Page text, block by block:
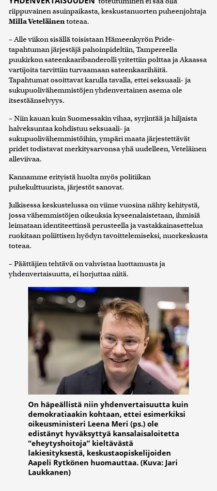
riippuvainen asuinpaikasta, keskustanuorten puheenjohtaja
Milla Veteläinentoteaa.
– Alle viikon sisällä toisistaan Hämeenkyrön Pride-
tapahtuman järjestäjä pahoinpideltiin, Tampereella
puukirkon sateenkaaribanderolli yritettiin polttaa ja Akaassa
vartijoita tarvittiin turvaamaan sateenkaarihäitä.
Tapahtumat osoittavat karulla tavalla, ettei seksuaali- ja
sukupuolivähemmistöjen yhdenvertainen asema ole
itsestäänselvyys.
– Niin kauan kuin Suomessakin vihaa, syrjintää ja hiljaista
halveksuntaa kohdistuu seksuaali- ja
sukupuolivähemmistöihin, ympäri maata järjestettävät
pridet todistavat merkitysarvonsa yhä uudelleen, Veteläinen
alleviivaa.
Kannamme erityistä huolta myös politiikan
puhekulttuurista, järjestöt sanovat.
Julkisessa keskustelussa on viime vuosina nähty kehitystä,
jossa vähemmistöjen oikeuksia kyseenalaistetaan, ihmisiä
leimataan identiteettinsä perusteella ja vastakkainasettelua
ruokitaan poliittisen hyödyn tavoittelemiseksi, nuorkeskusta
toteaa.
– Päättäjien tehtävä on vahvistaa luottamusta ja
yhdenvertaisuutta, ei horjuttaa niitä.
On häpeällistä niin yhdenvertaisuutta kuin
demokratiaakin kohtaan, ettei esimerkiksi
oikeusministeri Leena Meri (ps.) ole
edistänyt hyväksyttyä kansalaisaloitetta
“eheytyshoitoja” kieltävästä
lakiesityksestä, keskustaopiskelijoiden
Aapeli Rytkönen huomauttaa. (Kuva: Jari
Laukkanen)